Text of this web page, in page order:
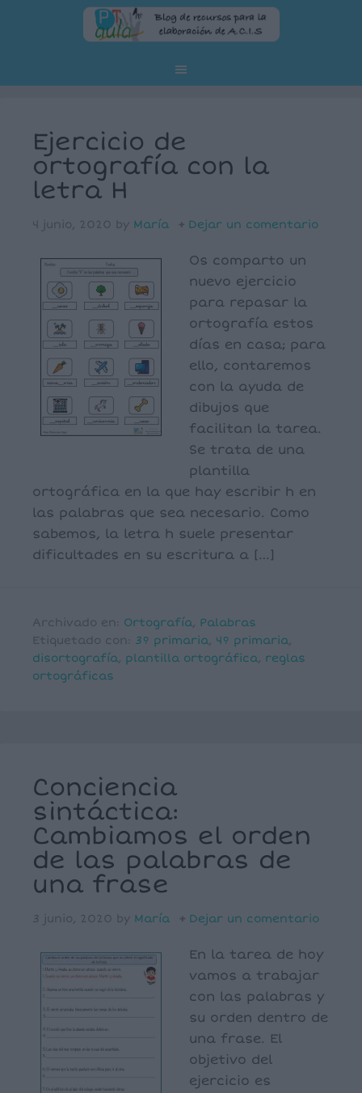
Ejercicio de
ortografía con la
letra H
4 junio, 2020 by María Dejar un comentario
Os comparto un
nuevo ejercicio
para repasar la
ortografía estos
días en casa; para
ello, contaremos
con la ayuda de
dibujos que
facilitan la tarea.
Se trata de una
plantilla
ortográfica en la que hay escribir h en
las palabras que sea necesario. Como
sabemos, la letra h suele presentar
dificultades en su escritura a […]
Archivado en: Ortografía, Palabras
Etiquetado con: 3º primaria, 4º primaria,
disortografía, plantilla ortográfica, reglas
ortográficas
Conciencia
sintáctica:
Cambiamos el orden
de las palabras de
una frase
3 junio, 2020 by María Dejar un comentario
En la tarea de hoy
vamos a trabajar
con las palabras y
su orden dentro de
una frase. El
objetivo del
ejercicio es